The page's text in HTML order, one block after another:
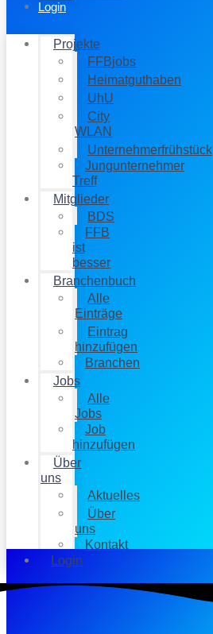
Login
Projekte
FFBjobs
Heimatguthaben
UhU
City
WLAN
Unternehmerfrühstück
Jungunternehmer
Treff
Mitglieder
BDS
FFB
ist
besser
Branchenbuch
Alle
Einträge
Eintrag
hinzufügen
Branchen
Jobs
Alle
Jobs
Job
hinzufügen
Über
uns
Aktuelles
Über
uns
Kontakt
Login